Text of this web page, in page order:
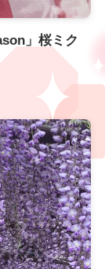
」桜ミク